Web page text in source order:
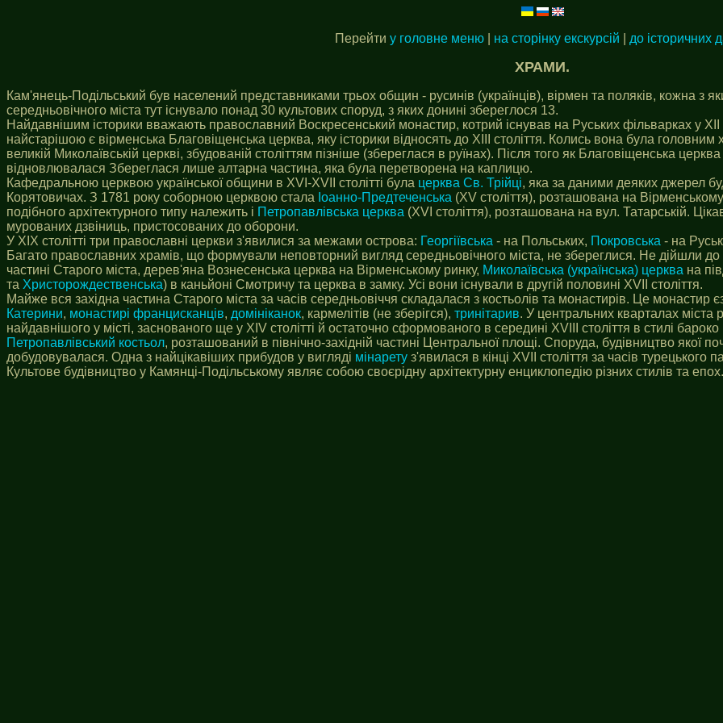
Перейти у головне меню| на сторінку екскурсій до історичних
ХРАМИ.
Кам'янець-Подільський був населений представниками трьох общин - русинів (українців), вірмен та поляків, кожна з
середньовічного міста тут існувало понад 30 культових споруд, з яких донині збереглося 13.
Найдавнішим історики вважають православний Воскресенський монастир, котрий існував на Руських фільварках у XII
найстарішою є вірменська Благовіщенська церква, яку історики відносять до XIII століття. Колись вона була
великій Миколаївській церкві, збудованій століттям пізніше (збереглася в руїнах). Після того як Благовіщенська
відновлювалася Збереглася лише алтарна частина, яка була перетворена на каплицю.
Кафедральною церквою української общини в XVI-XVII столітті була церква Св. Трійці, яка за даними деяких джерел
Корятовичах. З 1781 року соборною церквою стала Іоанно-Предтеченська (XV століття), розташована на
подібного архітектурного типу належить і Петропавлівська церква (XVI століття), розташована на вул. Татарській.
мурованих дзвіниць, пристосованих до оборони.
У XIX столітті три православні церкви з'явилися за межами острова: Георгіївська - на Польських, Покровська - на
Багато православних храмів, що формували неповторний вигляд середньовічного міста, не збереглися. Не дійшли
частині Старого міста, дерев'яна Вознесенська церква на Вірменському ринку, Миколаївська (українська) церква на
та Христорождественська) в каньйоні Смотричу та церква в замку. Усі вони існували в другій половині XVII століття.
Майже вся західна частина Старого міста за часів середньовіччя складалася з костьолів та монастирів. Це монастир
Катерини, монастирі францисканців, домініканок, кармелітів (не зберігся), тринітарив. У центральних кварталах
найдавнішого у місті, заснованого ще у XIV столітті й остаточно сформованого в середині XVIII століття в стилі
Петропавлівський костьол, розташований в північно-західній частині Центральної площі. Споруда, будівництво якої
добудовувалася. Одна з найцікавіших прибудов у вигляді мінарету з'явилася в кінці XVII століття за часів турецького
Культове будівництво у Камянці-Подільському являє собою своєрідну архітектурну енциклопедію різних стилів та епох.